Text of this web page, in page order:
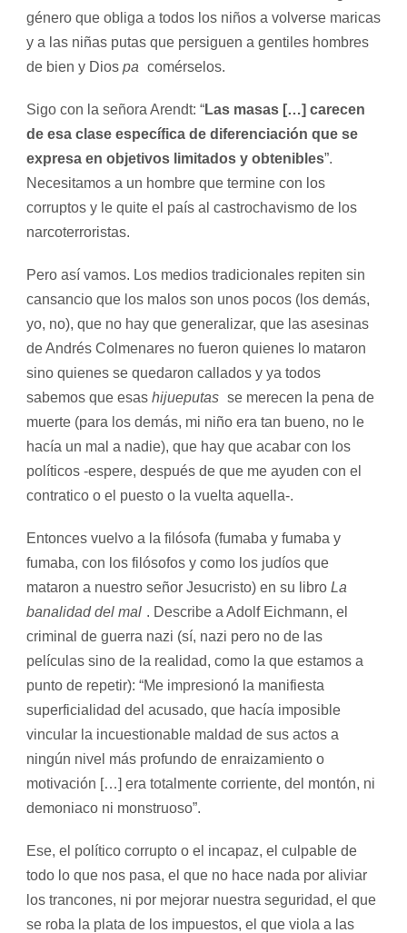
género que obliga a todos los niños a volverse maricas
y a las niñas putas que persiguen a gentiles hombres
de bien y Dios pa comérselos.
Sigo con la señora Arendt: “Las masas […] carecen
de esa clase específica de diferenciación que se
expresa en objetivos limitados y obtenibles”.
Necesitamos a un hombre que termine con los
corruptos y le quite el país al castrochavismo de los
narcoterroristas.
Pero así vamos. Los medios tradicionales repiten sin
cansancio que los malos son unos pocos (los demás,
yo, no), que no hay que generalizar, que las asesinas
de Andrés Colmenares no fueron quienes lo mataron
sino quienes se quedaron callados y ya todos
sabemos que esas hijueputas se merecen la pena de
muerte (para los demás, mi niño era tan bueno, no le
hacía un mal a nadie), que hay que acabar con los
políticos -espere, después de que me ayuden con el
contratico o el puesto o la vuelta aquella-.
Entonces vuelvo a la filósofa (fumaba y fumaba y
fumaba, con los filósofos y como los judíos que
mataron a nuestro señor Jesucristo) en su libro La
banalidad del mal . Describe a Adolf Eichmann, el
criminal de guerra nazi (sí, nazi pero no de las
películas sino de la realidad, como la que estamos a
punto de repetir): “Me impresionó la manifiesta
superficialidad del acusado, que hacía imposible
vincular la incuestionable maldad de sus actos a
ningún nivel más profundo de enraizamiento o
motivación […] era totalmente corriente, del montón, ni
demoniaco ni monstruoso”.
Ese, el político corrupto o el incapaz, el culpable de
todo lo que nos pasa, el que no hace nada por aliviar
los trancones, ni por mejorar nuestra seguridad, el que
se roba la plata de los impuestos, el que viola a las